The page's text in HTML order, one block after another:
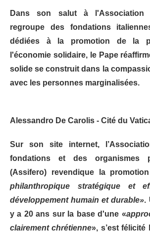
Dans son salut à l'Association
regroupe des fondations
dédiées à la promotion de la
l'économie solidaire, le Pape
solide se construit dans la
avec les personnes marginalisées.
Alessandro De Carolis - Cité du
Sur son site internet,
fondations et des organismes
(Assifero) revendique la
philanthropique stratégique et
développement humain et durable».
y a 20 ans sur la base d'une «
clairement chrétienne», s’est félicité